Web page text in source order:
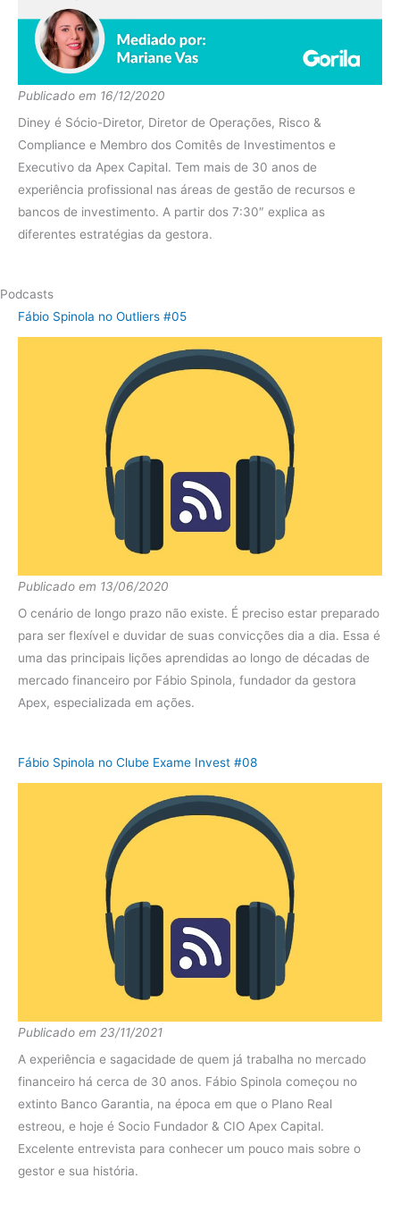
2015
Fundo -11.48%
diferença 4.99%
2014
Fundo 3.47%
Ibov -5.83%
diferença 9.30%
diferença
Fundo 4.17%
Ibov
Publicado em 16/12/2020
Diney é Sócio-Diretor, Diretor de Operações, Risco &
Compliance e Membro dos Comitês de Investimentos e
Executivo da Apex Capital. Tem mais de 30 anos de
experiência profissional nas áreas de gestão de recursos e
bancos de investimento. A partir dos 7:30″ explica as
diferentes estratégias da gestora.
Podcasts
Fábio Spinola no Outliers #05
Publicado em 13/06/2020
O cenário de longo prazo não existe. É preciso estar preparado
para ser flexível e duvidar de suas convicções dia a dia. Essa é
uma das principais lições aprendidas ao longo de décadas de
mercado financeiro por Fábio Spinola, fundador da gestora
Apex, especializada em ações.
Fábio Spinola no Clube Exame Invest #08
Publicado em 23/11/2021
A experiência e sagacidade de quem já trabalha no mercado
financeiro há cerca de 30 anos. Fábio Spinola começou no
extinto Banco Garantia, na época em que o Plano Real
estreou, e hoje é Socio Fundador & CIO Apex Capital.
Excelente entrevista para conhecer um pouco mais sobre o
gestor e sua história.